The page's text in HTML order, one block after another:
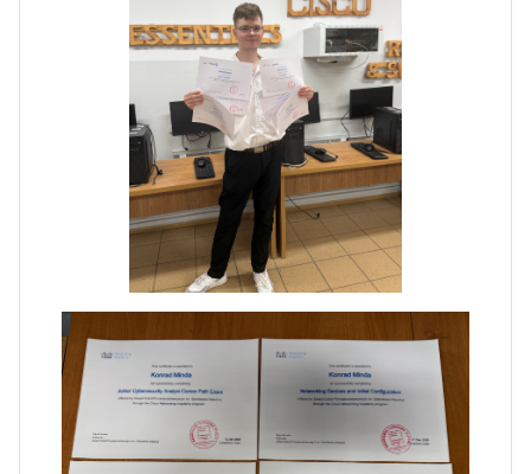
Dni Otwarte w „Staszicu” za
Informatycy zapraszają do
Staszica w Iłży!